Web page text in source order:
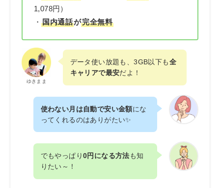
1,078円）
・国内通話が完全無料
ゆきまま
データ使い放題も、3GB以下も全
キャリアで最安だよ！
使わない月は自動で安い金額にな
ってくれるのはありがたい✨
でもやっぱり0円になる方法も知
りたい～！